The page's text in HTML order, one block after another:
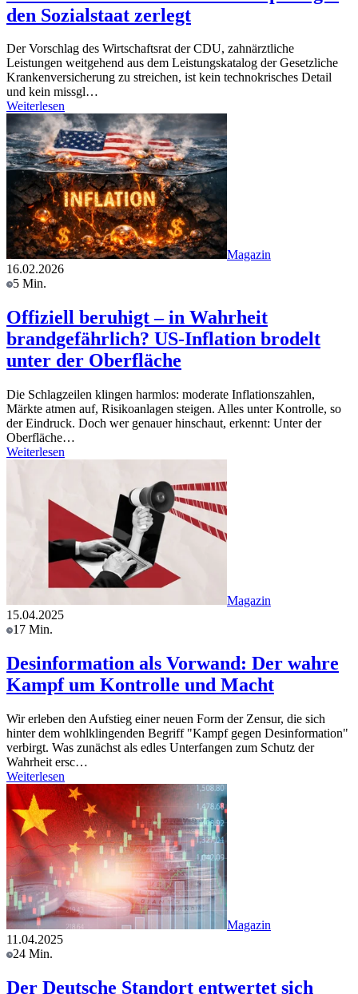
den Sozialstaat zerlegt
Der Vorschlag des Wirtschaftsrat der CDU, zahnärztliche
Leistungen weitgehend aus dem Leistungskatalog der Gesetzliche
Krankenversicherung zu streichen, ist kein technokrisches Detail
und kein missgl…
Weiterlesen
Magazin
16.02.2026
5 Min.
Offiziell beruhigt – in Wahrheit
brandgefährlich? US-Inflation brodelt
unter der Oberfläche
Die Schlagzeilen klingen harmlos: moderate Inflationszahlen,
Märkte atmen auf, Risikoanlagen steigen. Alles unter Kontrolle, so
der Eindruck. Doch wer genauer hinschaut, erkennt: Unter der
Oberfläche…
Weiterlesen
Magazin
15.04.2025
17 Min.
Desinformation als Vorwand: Der wahre
Kampf um Kontrolle und Macht
Wir erleben den Aufstieg einer neuen Form der Zensur, die sich
hinter dem wohlklingenden Begriff "Kampf gegen Desinformation"
verbirgt. Was zunächst als edles Unterfangen zum Schutz der
Wahrheit ersc…
Weiterlesen
Magazin
11.04.2025
24 Min.
Der Deutsche Standort entwertet sich